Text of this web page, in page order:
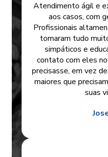
Atendimento ágil e
aos casos, com
Profissionais
tornaram tudo
simpáticos e
contato com eles
precisasse, em vez
maiores que
suas